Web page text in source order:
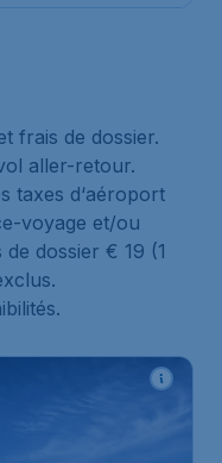
frais de dossier.
aller-retour.
taxes d‘aéroport
voyage et/ou
dossier € 19 (1